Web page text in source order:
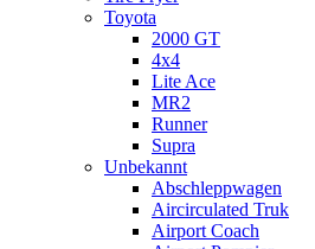
Toyota
2000 GT
4x4
Lite Ace
MR2
Runner
Supra
Unbekannt
Abschleppwagen
Aircirculated Truk
Airport Coach